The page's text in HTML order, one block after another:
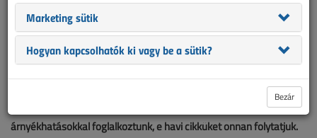
A cikksorozat előző részében a napelemmodulokban fellépő
árnyékhatásokkal foglalkoztunk, e havi cikküket onnan folytatjuk.
Marketing sütik
Hogyan kapcsolhatók ki vagy be a sütik?
Bezár